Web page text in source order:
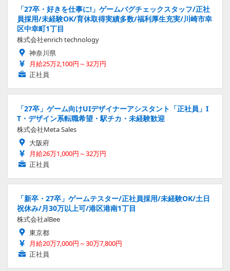
「27卒・好きを仕事に!」ゲームバグチェックスタッフ/正社
員採用/未経験OK/育休取得実績多数/福利厚生充実/川崎市幸
区中幸町1丁目
株式会社enrich technology
神奈川県
月給25万2,100円～32万円
正社員
「27卒」ゲーム向けUIデザイナーアシスタント「正社員」I
T・デザイン系転職希望・駅チカ・未経験歓迎
株式会社Meta Sales
大阪府
月給26万1,000円～32万円
正社員
「新卒・27卒」ゲームテスター/正社員採用/未経験OK/土日
祝休み/月30万以上可/港区港南1丁目
株式会社alBee
東京都
月給20万7,000円～30万7,800円
正社員